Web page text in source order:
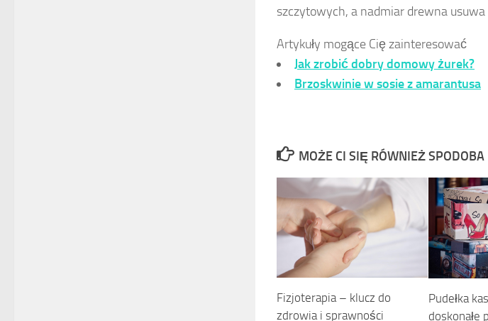
szczytowych, a nadmiar drewna usuwa
Artykuły mogące Cię zainteresować
Jak zrobić dobry domowy żurek?
Brzoskwinie w sosie z amarantusa
MOŻE CI SIĘ RÓWNIEŻ SPODOBA
Fizjoterapia – klucz do
zdrowia i sprawności
Pudełka
doskonałe